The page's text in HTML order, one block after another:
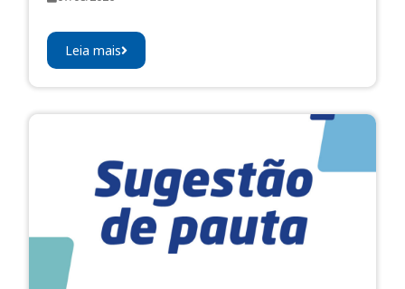
Leia mais